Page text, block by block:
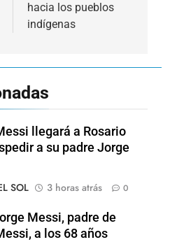
hacia los pueblos
indígenas
llegará a Rosario
a su padre Jorge
SOL
3 horas atrás 0
Messi, padre de
a los 68 años